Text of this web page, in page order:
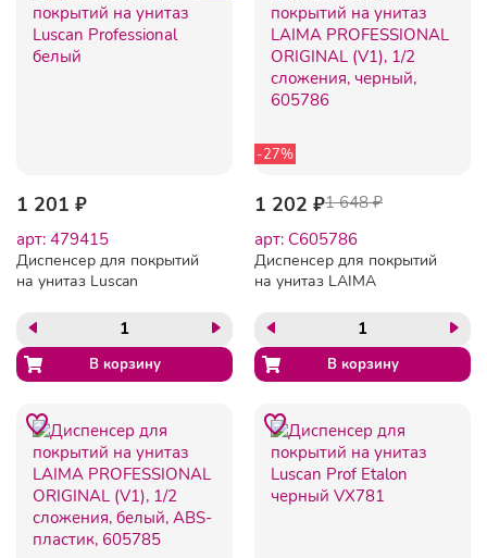
1 201 ₽
арт: 479415
Диспенсер для покрытий
на унитаз Luscan
-27%
1 202 ₽1 648 ₽
арт: C605786
Диспенсер для покрытий
на унитаз LAIMA
(V1), 1/2 сложения,
черный, 605786